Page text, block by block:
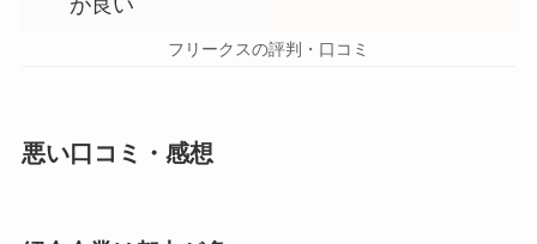
が良い
フリークスの評判・口コミ
悪い口コミ・感想